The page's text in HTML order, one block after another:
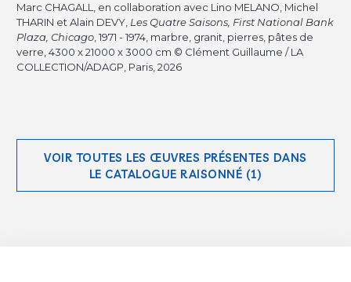
Marc CHAGALL, en collaboration avec Lino MELANO, Michel
THARIN et Alain DEVY, Les Quatre Saisons, First National Bank
Plaza, Chicago, 1971 - 1974, marbre, granit, pierres, pâtes de
verre, 4300 x 21000 x 3000 cm © Clément Guillaume / LA
COLLECTION/ADAGP, Paris, 2026
VOIR TOUTES LES ŒUVRES PRÉSENTES DANS
LE CATALOGUE RAISONNÉ (1)